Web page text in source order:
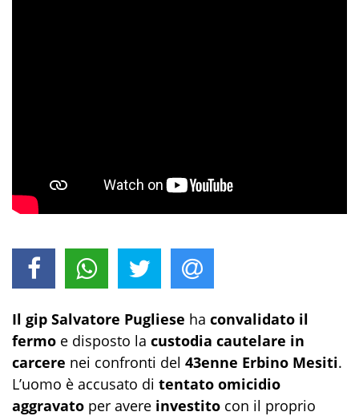
Il gip Salvatore Pugliese ha convalidato il
fermo e disposto la custodia cautelare in
carcere nei confronti del 43enne Erbino Mesiti.
L’uomo è accusato di tentato omicidio
aggravato per avere investito con il proprio